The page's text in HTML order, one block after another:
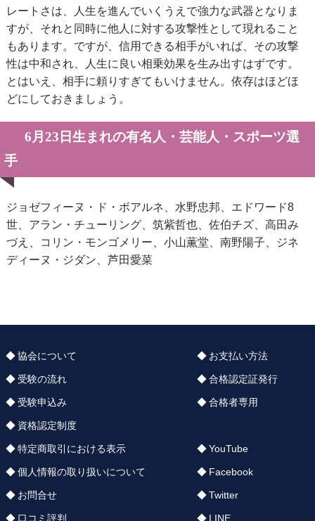
レートさは、人生を進んでいくうえで強力な武器となりま
すが、それと同時に他人に対する攻撃性として現れること
もあります。ですが、信用できる相手がいれば、その攻撃
性は中和され、人生に良い相乗効果を生み出すはずです。
とはいえ、相手に頼りすぎてもいけません。依存はほどほ
どにしておきましょう。
6月23日生まれの有名人・芸能人・スポーツ選
手
ジョゼフィーヌ・ド・ボアルネ、水野忠邦、エドワード8
世、アラン・チューリング、筑紫哲也、佐伯チズ、高田み
づえ、コリン・モンゴメリー、小山薫堂、南野陽子、ジネ
ディーヌ・ジダン、芦田愛菜
協会について
受験の流れ
受験申込み
資格認定制度
お支払い方法
合格認定証発行
合格者専用
特定商取引における表示
個人情報の取り扱いについて
お問合せ
口コミ評判
YouTube
Facebook
Twitter
LINE